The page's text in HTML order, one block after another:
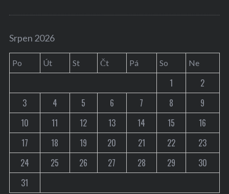
Srpen 2026
Po Út St Čt Pá So Ne
1
2
3
4 5 6 7 8
9
10
11 12 13 14 15
16
17
18 19 20 21 22
23
24
25 26 27 28 29
30
31